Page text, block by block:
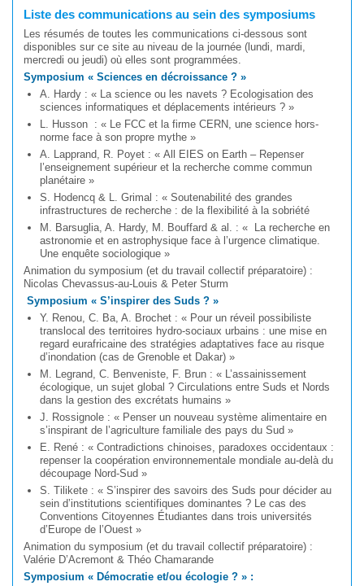
Liste des communications au sein des symposiums
Les résumés de toutes les communications ci-dessous sont
disponibles sur ce site au niveau de la journée (lundi, mardi,
mercredi ou jeudi) où elles sont programmées.
Symposium « Sciences en décroissance ? »
A. Hardy : « La science ou les navets ? Ecologisation des
sciences informatiques et déplacements intérieurs ? »
L. Husson : « Le FCC et la firme CERN, une science hors-
norme face à son propre mythe »
A. Lapprand, R. Poyet : « All EIES on Earth – Repenser
l’enseignement supérieur et la recherche comme commun
planétaire »
S. Hodencq & L. Grimal : « Soutenabilité des grandes
infrastructures de recherche : de la flexibilité à la sobriété
M. Barsuglia, A. Hardy, M. Bouffard & al. : « La recherche en
astronomie et en astrophysique face à l’urgence climatique.
Une enquête sociologique »
Animation du symposium (et du travail collectif préparatoire) :
Nicolas Chevassus-au-Louis & Peter Sturm
Symposium « S’inspirer des Suds ? »
Y. Renou, C. Ba, A. Brochet : « Pour un réveil possibiliste
translocal des territoires hydro-sociaux urbains : une mise en
regard eurafricaine des stratégies adaptatives face au risque
d’inondation (cas de Grenoble et Dakar) »
M. Legrand, C. Benveniste, F. Brun : « L’assainissement
écologique, un sujet global ? Circulations entre Suds et Nords
dans la gestion des excrétats humains »
J. Rossignole : « Penser un nouveau système alimentaire en
s’inspirant de l’agriculture familiale des pays du Sud »
E. René : « Contradictions chinoises, paradoxes occidentaux :
repenser la coopération environnementale mondiale au-delà du
découpage Nord-Sud »
S. Tilikete : « S’inspirer des savoirs des Suds pour décider au
sein d’institutions scientifiques dominantes ? Le cas des
Conventions Citoyennes Étudiantes dans trois universités
d’Europe de l’Ouest »
Animation du symposium (et du travail collectif préparatoire) :
Valérie D’Acremont & Théo Chamarande
Symposium « Démocratie et/ou écologie ? » :